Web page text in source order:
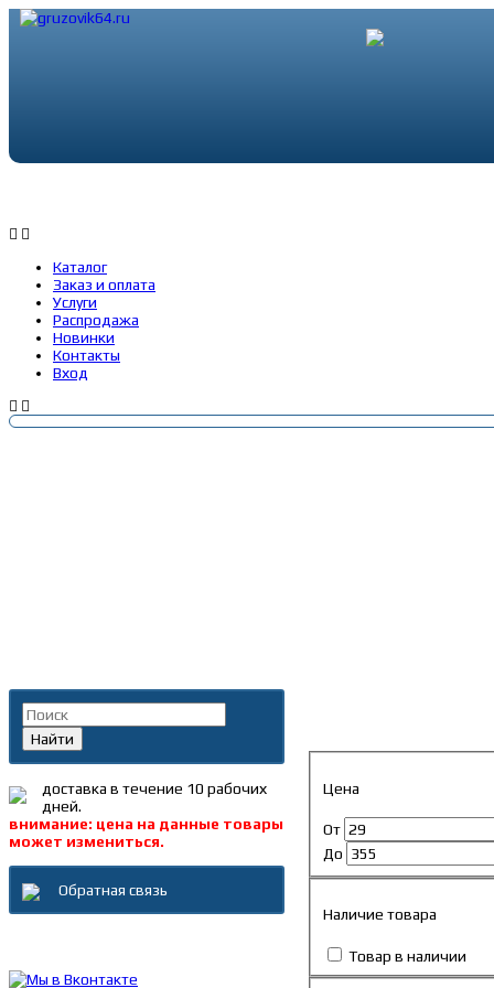
Каталог
Заказ и оплата
Услуги
Распродажа
Новинки
Контакты
Вход
Цена
От
До
Наличие товара
Товар в наличии
Найти
доставка в течение 10 рабочих
дней.
внимание: цена на данные товары
может измениться.
Обратная связь